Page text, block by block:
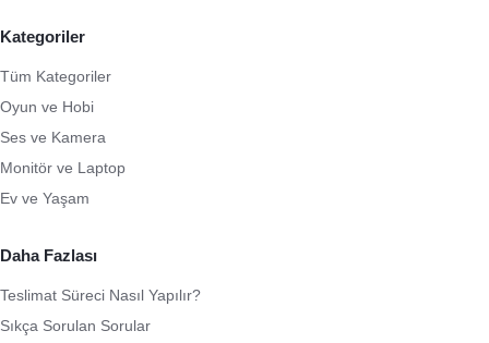
Kategoriler
Tüm Kategoriler
Oyun ve Hobi
Ses ve Kamera
Monitör ve Laptop
Ev ve Yaşam
Daha Fazlası
Teslimat Süreci Nasıl Yapılır?
Sıkça Sorulan Sorular